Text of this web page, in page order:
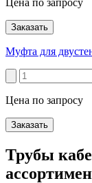
Цена по запросу
Заказать
Муфта для
Цена по запросу
Заказать
Трубы